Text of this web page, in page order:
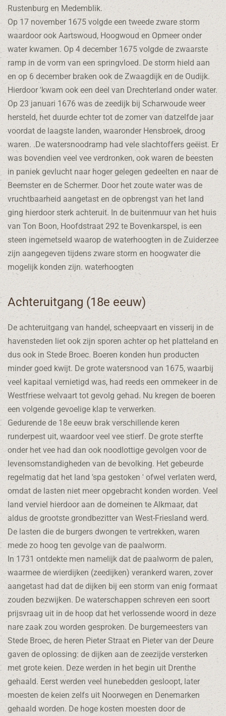
Rustenburg en Medemblik.
Op 17 november 1675 volgde een tweede zware storm
waardoor ook Aartswoud, Hoogwoud en Opmeer onder
water kwamen. Op 4 december 1675 volgde de zwaarste
ramp in de vorm van een springvloed. De storm hield aan
en op 6 december braken ook de Zwaagdijk en de Oudijk.
Hierdoor 'kwam ook een deel van Drechterland onder water.
Op 23 januari 1676 was de zeedijk bij Scharwoude weer
hersteld, het duurde echter tot de zomer van datzelfde jaar
voordat de laagste landen, waaronder Hensbroek, droog
waren. .De watersnoodramp had vele slachtoffers geëist. Er
was bovendien veel vee verdronken, ook waren de beesten
in paniek gevlucht naar hoger gelegen gedeelten en naar de
Beemster en de Schermer. Door het zoute water was de
vruchtbaarheid aangetast en de opbrengst van het land
ging hierdoor sterk achteruit. In de buitenmuur van het huis
van Ton Boon, Hoofdstraat 292 te Bovenkarspel, is een
steen ingemetseld waarop de waterhoogten in de Zuiderzee
zijn aangegeven tijdens zware storm en hoogwater die
mogelijk konden zijn. waterhoogten
Achteruitgang (18e eeuw)
De achteruitgang van handel, scheepvaart en visserij in de
havensteden liet ook zijn sporen achter op het platteland en
dus ook in Stede Broec. Boeren konden hun producten
minder goed kwijt. De grote watersnood van 1675, waarbij
veel kapitaal vernietigd was, had reeds een ommekeer in de
Westfriese welvaart tot gevolg gehad. Nu kregen de boeren
een volgende gevoelige klap te verwerken.
Gedurende de 18e eeuw brak verschillende keren
runderpest uit, waardoor veel vee stierf. De grote sterfte
onder het vee had dan ook noodlottige gevolgen voor de
levensomstandigheden van de bevolking. Het gebeurde
regelmatig dat het land 'spa gestoken ' ofwel verlaten werd,
omdat de lasten niet meer opgebracht konden worden. Veel
land verviel hierdoor aan de domeinen te Alkmaar, dat
aldus de grootste grondbezitter van West-Friesland werd.
De lasten die de burgers dwongen te vertrekken, waren
mede zo hoog ten gevolge van de paalworm.
In 1731 ontdekte men namelijk dat de paalworm de palen,
waarmee de wierdijken (zeedijken) verankerd waren, zover
aangetast had dat de dijken bij een storm van enig formaat
zouden bezwijken. De waterschappen schreven een soort
prijsvraag uit in de hoop dat het verlossende woord in deze
nare zaak zou worden gesproken. De burgemeesters van
Stede Broec, de heren Pieter Straat en Pieter van der Deure
gaven de oplossing: de dijken aan de zeezijde versterken
met grote keien. Deze werden in het begin uit Drenthe
gehaald. Eerst werden veel hunebedden gesloopt, later
moesten de keien zelfs uit Noorwegen en Denemarken
gehaald worden. De hoge kosten moesten door de